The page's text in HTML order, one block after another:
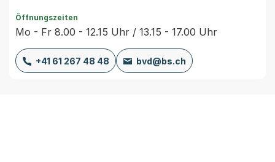
Öffnungszeiten
Mo - Fr 8.00 - 12.15 Uhr / 13.15 - 17.00 Uhr
+41 61 267 48 48 bvd@bs.ch